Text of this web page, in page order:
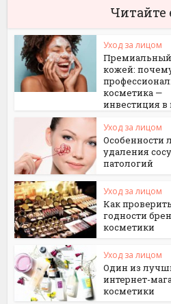
Читайте
Уход за лицом
Премиальный
кожей:
косметика —
инвестиция в
Уход за лицом
Особенности
удаления
патологий
Уход за лицом
Как
годности
косметики
Уход за лицом
Один из
интернет-
косметики